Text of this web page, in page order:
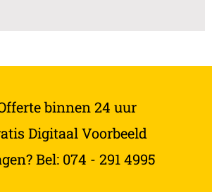
binnen 24 uur
Digitaal Voorbeeld
Bel: 074 - 291 4995